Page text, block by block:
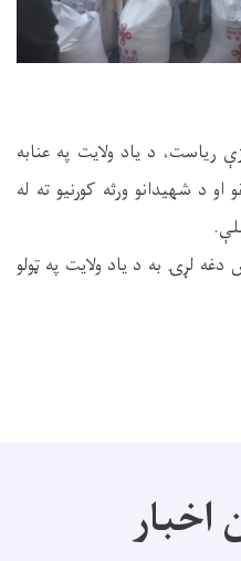
ریاست، د یاد ولایت په عنابه
مستحقو او د شهیدانو ورثه کورنیو ته له
لړۍ به د یاد ولایت په ټولو
اخبار